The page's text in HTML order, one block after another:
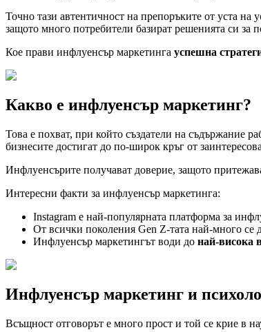
Точно тази автентичност на препоръките от уста на
защото много потребители базират решенията си за
Кое прави инфлуенсър маркетинга успешна
Какво е инфлуенсър маркетинг?
Това е похват, при който създатели на съдържание
бизнесите достигат до по-широк кръг от
Инфлуенсърите получават доверие, защото
Интересни факти за инфлуенсър маркетинга:
Instagram е най-популярната платформа за
От всички поколения Gen Z-тата най-много се
Инфлуенсър маркетингът води до най-висока
Инфлуенсър маркетинг и
Всъщност отговорът е много прост и той се крие в